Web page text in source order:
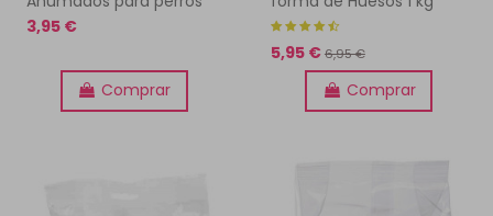
3,95 €
Comprar
5,95 €6,95 €
Comprar